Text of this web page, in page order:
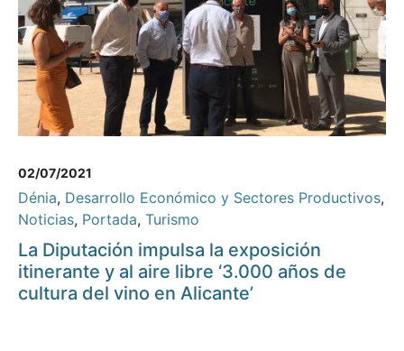
02/07/2021
Dénia, Desarrollo Económico y Sectores Productivos,
Noticias, Portada, Turismo
La Diputación impulsa la exposición
itinerante y al aire libre ‘3.000 años de
cultura del vino en Alicante’